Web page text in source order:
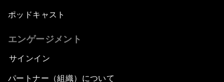
ポッドキャスト
エンゲージメント
サインイン
パートナー（組織）について